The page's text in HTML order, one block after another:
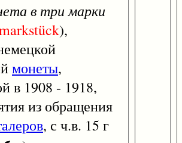
в три марки
),
монеты,
в 1908 - 1918,
из обращения
, с ч.в. 15 г